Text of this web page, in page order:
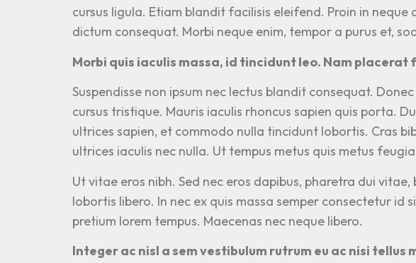
cursus ligula. Etiam blandit facilisis eleifend. Proin in
dictum consequat. Morbi neque enim, tempor a purus et,
Morbi quis iaculis massa, id tincidunt leo. Nam
Suspendisse non ipsum nec lectus blandit consequat.
cursus tristique. Mauris iaculis rhoncus sapien quis porta.
ultrices sapien, et commodo nulla tincidunt lobortis. Cras
ultrices iaculis nec nulla. Ut tempus metus quis metus
Ut vitae eros nibh. Sed nec eros dapibus, pharetra dui
lobortis libero. In nec ex quis massa semper consectetur
pretium lorem tempus. Maecenas nec neque libero.
Integer ac nisl a sem vestibulum rutrum eu ac nisi